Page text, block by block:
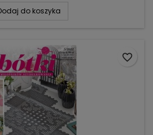
które będą zachwycać przez cały
do koszyka
favorite_border